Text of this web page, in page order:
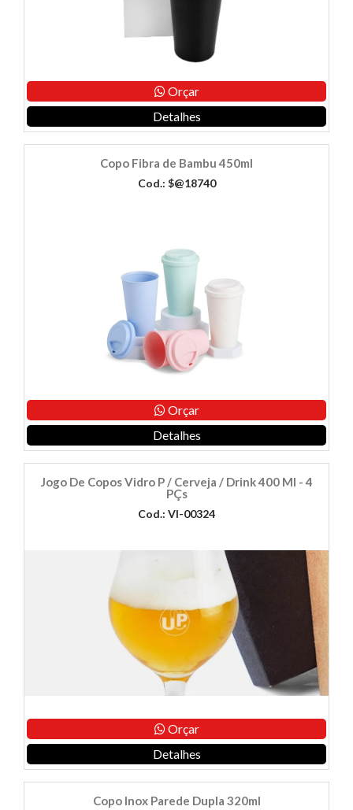
Orçar
Detalhes
Copo Fibra de Bambu 450ml
Cod.: $@18740
Orçar
Detalhes
Jogo De Copos Vidro P / Cerveja / Drink 400 Ml - 4
PÇs
Cod.: VI-00324
Orçar
Detalhes
Copo Inox Parede Dupla 320ml